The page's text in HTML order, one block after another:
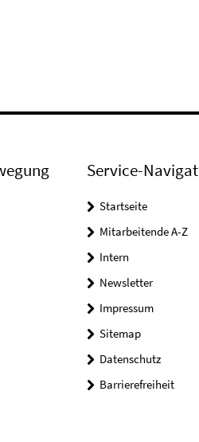
Service-
Startseite
Mitarbeitende A-Z
Intern
Newsletter
Impressum
Sitemap
Datenschutz
Barrierefreiheit